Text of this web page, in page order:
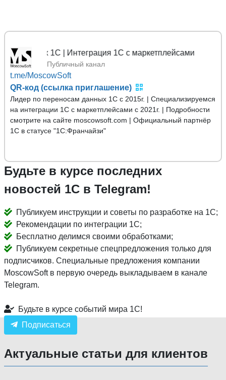
1С | Интеграция 1С с маркетплейсами
Публичный канал
t.me/MoscowSoft
QR-код (ссылка приглашение)
Лидер по переносам данных 1С с 2015г. | Специализируемся
на интеграции 1С с маркетплейсами с 2021г. | Подробности
смотрите на сайте moscowsoft.com | Официальный партнёр
1С в статусе "1С:Франчайзи"
Будьте в курсе последних
новостей 1С в Telegram!
Публикуем инструкции и советы по разработке на 1С;
Рекомендации по интеграции 1С;
Бесплатно делимся своими обработками;
Публикуем секретные спецпредложения только для
подписчиков. Специальные предложения компании
MoscowSoft в первую очередь выкладываем в канале
Telegram.
Будьте в курсе событий мира 1С!
Подписаться
Актуальные статьи для клиентов